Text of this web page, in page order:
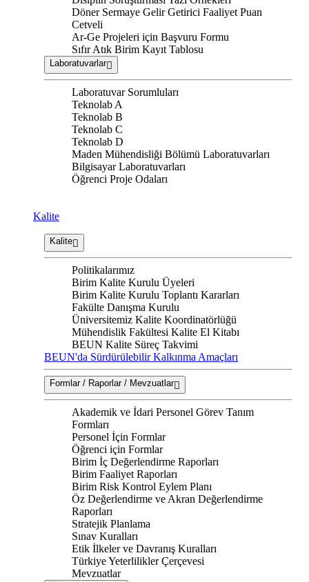
Döner Sermaye Gelir Getirici Faaliyet Puan
Cetveli
Ar-Ge Projeleri için Başvuru Formu
Sıfır Atık Birim Kayıt Tablosu
Laboratuvarlar
Laboratuvar Sorumluları
Teknolab A
Teknolab B
Teknolab C
Teknolab D
Maden Mühendisliği Bölümü Laboratuvarları
Bilgisayar Laboratuvarları
Öğrenci Proje Odaları
Kalite
Kalite
Politikalarımız
Birim Kalite Kurulu Üyeleri
Birim Kalite Kurulu Toplantı Kararları
Fakülte Danışma Kurulu
Üniversitemiz Kalite Koordinatörlüğü
Mühendislik Fakültesi Kalite El Kitabı
BEUN Kalite Süreç Takvimi
BEUN'da Sürdürülebilir Kalkınma Amaçları
Formlar / Raporlar / Mevzuatlar
Akademik ve İdari Personel Görev Tanım
Formları
Personel İçin Formlar
Öğrenci için Formlar
Birim İç Değerlendirme Raporları
Birim Faaliyet Raporları
Birim Risk Kontrol Eylem Planı
Öz Değerlendirme ve Akran Değerlendirme
Raporları
Stratejik Planlama
Sınav Kuralları
Etik İlkeler ve Davranış Kuralları
Türkiye Yeterlilikler Çerçevesi
Mevzuatlar